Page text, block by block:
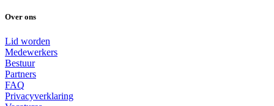
Over ons
Lid worden
Medewerkers
Bestuur
Partners
FAQ
Privacyverklaring